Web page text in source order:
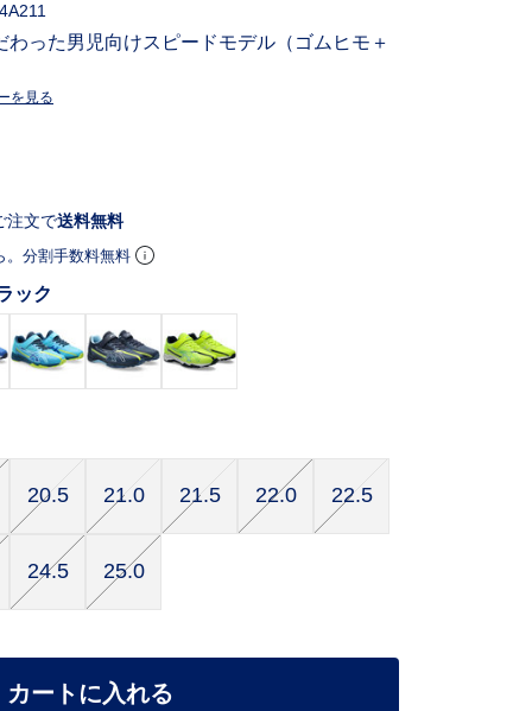
を見る
った男児向けスピードモデル（ゴムヒモ＋
注文で送料無料
。分割手数料無料
ック
20.5 21.0 21.5 22.0 22.5
24.5 25.0
カートに入れる